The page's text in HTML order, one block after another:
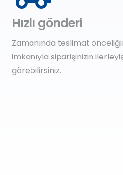
Hızlı gönderi
Zamanında teslimat
imkanıyla siparişinizin
görebilirsiniz.